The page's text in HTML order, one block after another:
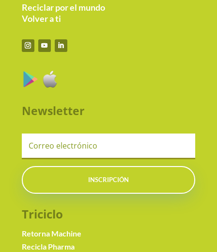
Reciclar por el mundo
Volver a ti
Newsletter
INSCRIPCIÓN
Triciclo
Retorna Machine
Recicla Pharma